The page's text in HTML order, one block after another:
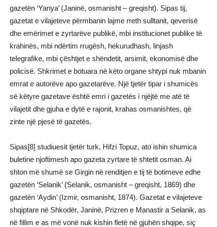
gazetën ‘Yanya’ (Janinë, osmanisht – greqisht). Sipas tij,
gazetat e vilajeteve përmbanin lajme rreth sulltanit, qeverisë
dhe emërimet e zyrtarëve publikë, mbi institucionet publike të
krahinës, mbi ndërtim rrugësh, hekurudhash, linjash
telegrafike, mbi çështjet e shëndetit, arsimit, ekonomisë dhe
policisë. Shkrimet e botuara në këto organe shtypi nuk mbanin
emrat e autorëve apo gazetarëve. Një tjetër tipar i shumicës
së këtyre gazetave është emri i gazetës i njëjtë me atë të
vilajetit dhe gjuha e dytë e rajonit, krahas osmanishtes, që
zinte një pjesë të gazetës.
Sipas[8] studiuesit tjetër turk, Hifzi Topuz, ato ishin shumica
buletine njoftimesh apo gazeta zyrtare të shtetit osman. Ai
shton më shumë se Girgin në renditjen e tij të botimeve edhe
gazetën ‘Selanik’ (Selanik, osmanisht – greqisht, 1869) dhe
gazetën ‘Aydin’ (Izmir, osmanisht, 1874). Gazetat e vilajeteve
shqiptare në Shkodër, Janinë, Prizren e Manastir a Selanik, as
në fillim e as më vonë nuk kishin fletë në gjuhën shqipe, siç